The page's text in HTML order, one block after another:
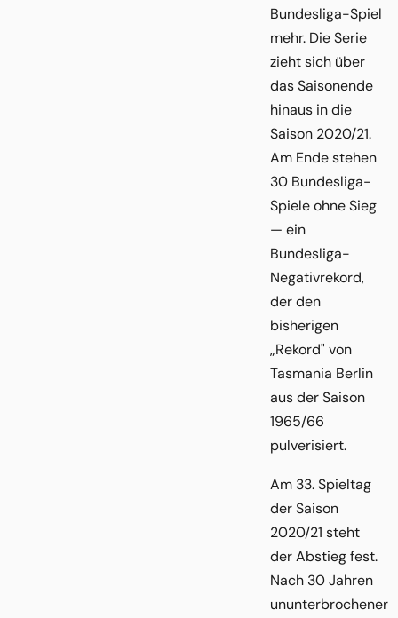
Bundesliga-Spiel
mehr. Die Serie
zieht sich über
das Saisonende
hinaus in die
Saison 2020/21.
Am Ende stehen
30 Bundesliga-
Spiele ohne Sieg
— ein
Bundesliga-
Negativrekord,
der den
bisherigen
„Rekord" von
Tasmania Berlin
aus der Saison
1965/66
pulverisiert.
Am 33. Spieltag
der Saison
2020/21 steht
der Abstieg fest.
Nach 30 Jahren
ununterbrochener